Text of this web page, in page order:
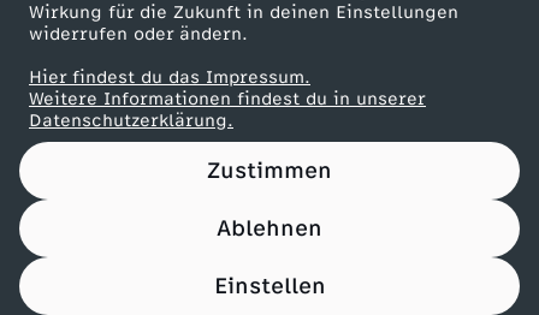
Wirkung für die Zukunft in deinen Einstellungen
widerrufen oder ändern.
Hier findest du das Impressum.
Weitere Informationen findest du in unserer
Datenschutzerklärung.
Zustimmen
Ablehnen
Einstellen
Pfannkuchen-Rouladen
Herunterladen
110 KB (PDF)